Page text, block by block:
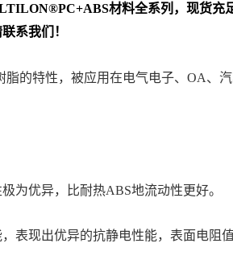
材料全系列 ，现货充
系我们！
脂的特性，被应用在电气电子、OA、
为优异，比耐热ABS地流动性更好。
表现出优异的抗静电性能，表面电阻